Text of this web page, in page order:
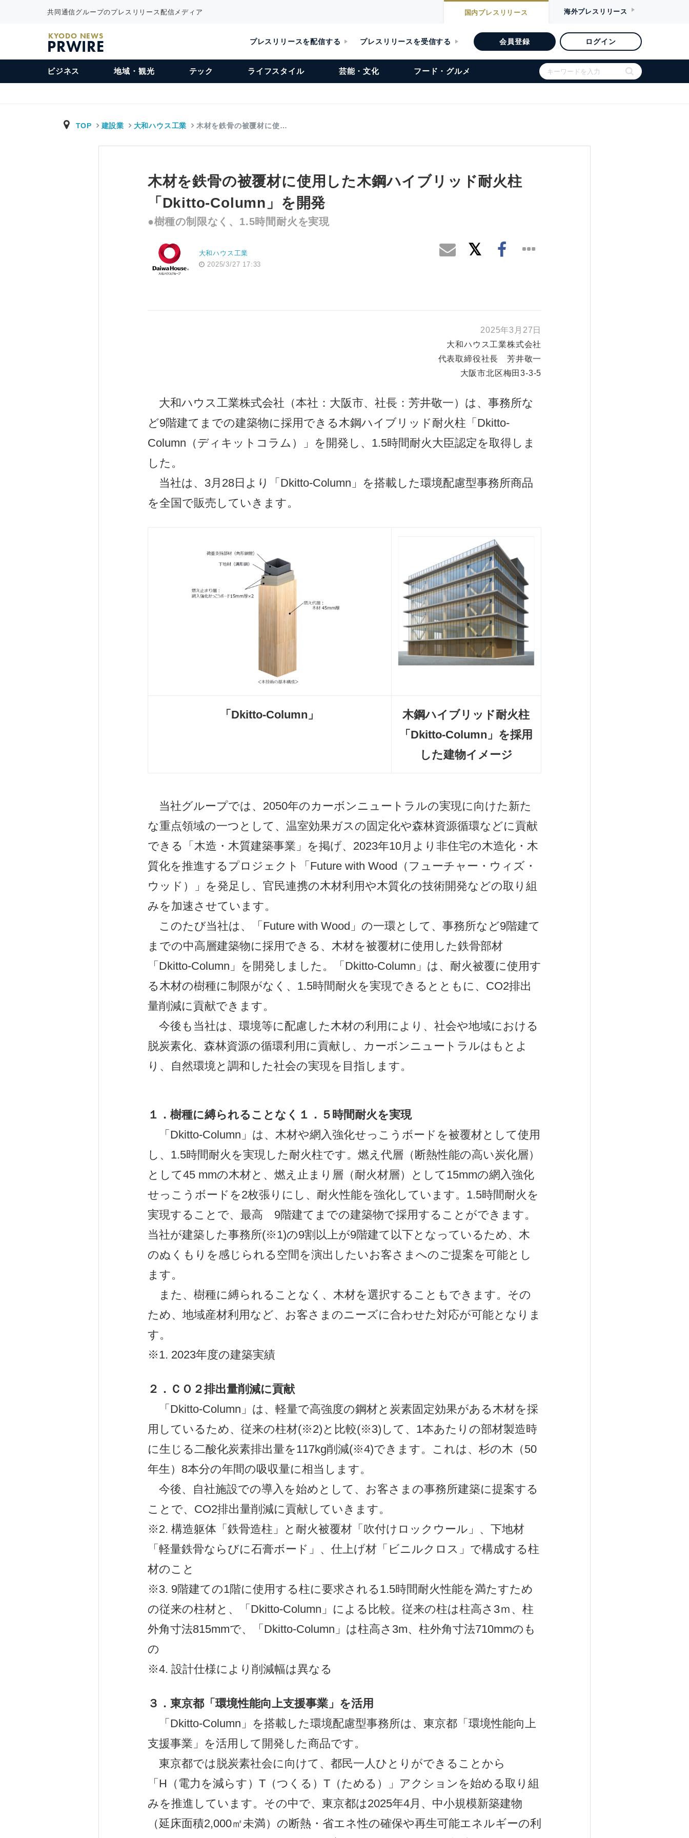
共同通信グループのプレスリリース配信メディア 国内プレスリリース 海外プレスリリース
KYODO NEWS
PRWIRE プレスリリースを配信する プレスリリースを受信する 会員登録 ログイン
ビジネス 地域・観光 テック ライフスタイル 芸能・文化 フード・グルメ
TOP 建設業 大和ハウス工業 木材を鉄骨の被覆材に使…
木材を鉄骨の被覆材に使用した木鋼ハイブリッド耐火柱
「Dkitto-Column」を開発
●樹種の制限なく、1.5時間耐火を実現
大和ハウス工業
2025/3/27 17:33
2025年3月27日
大和ハウス工業株式会社
代表取締役社長 芳井敬一
大阪市北区梅田3-3-5
大和ハウス工業株式会社（本社：大阪市、社長：芳井敬一）は、事務所な
ど9階建てまでの建築物に採用できる木鋼ハイブリッド耐火柱「Dkitto-
Column（ディキットコラム）」を開発し、1.5時間耐火大臣認定を取得しま
した。
当社は、3月28日より「Dkitto-Column」を搭載した環境配慮型事務所商品
を全国で販売していきます。
「 Dkitto-Column 」
木鋼ハイブリッド耐火柱
「 Dkitto-Column 」 を採用
した建物イメージ
当社グループでは、2050年のカーボンニュートラルの実現に向けた新た
な重点領域の一つとして、温室効果ガスの固定化や森林資源循環などに貢献
できる「木造・木質建築事業」を掲げ、2023年10月より非住宅の木造化・木
質化を推進するプロジェクト「Future with Wood（フューチャー・ウィズ・
ウッド）」を発足し、官民連携の木材利用や木質化の技術開発などの取り組
みを加速させています。
このたび当社は、「Future with Wood」の一環として、事務所など9階建て
までの中高層建築物に採用できる、木材を被覆材に使用した鉄骨部材
「Dkitto-Column」を開発しました。「Dkitto-Column」は、耐火被覆に使用す
る木材の樹種に制限がなく、1.5時間耐火を実現できるとともに、CO2排出
量削減に貢献できます。
今後も当社は、環境等に配慮した木材の利用により、社会や地域における
脱炭素化、森林資源の循環利用に貢献し、カーボンニュートラルはもとよ
り、自然環境と調和した社会の実現を目指します。
１．樹種に縛られることなく１．５時間耐火を実現
「Dkitto-Column」は、木材や網入強化せっこうボードを被覆材として使用
し、1.5時間耐火を実現した耐火柱です。燃え代層（断熱性能の高い炭化層）
として45 mmの木材と、燃え止まり層（耐火材層）として15mmの網入強化
せっこうボードを2枚張りにし、耐火性能を強化しています。1.5時間耐火を
実現することで、最高 9階建てまでの建築物で採用することができます。
当社が建築した事務所(※1)の9割以上が9階建て以下となっているため、木
のぬくもりを感じられる空間を演出したいお客さまへのご提案を可能とし
ます。
また、樹種に縛られることなく、木材を選択することもできます。その
ため、地域産材利用など、お客さまのニーズに合わせた対応が可能となりま
す。
※1. 2023年度の建築実績
２．ＣＯ ２排出量削減に貢献
「Dkitto-Column」は、軽量で高強度の鋼材と炭素固定効果がある木材を採
用しているため、従来の柱材(※2)と比較(※3)して、1本あたりの部材製造時
に生じる二酸化炭素排出量を117kg削減(※4)できます。これは、杉の木（50
年生）8本分の年間の吸収量に相当します。
今後、自社施設での導入を始めとして、お客さまの事務所建築に提案する
ことで、CO2排出量削減に貢献していきます。
※2. 構造躯体「鉄骨造柱」と耐火被覆材「吹付けロックウール」、下地材
「軽量鉄骨ならびに石膏ボード」、仕上げ材「ビニルクロス」で構成する柱
材のこと
※3. 9階建ての1階に使用する柱に要求される1.5時間耐火性能を満たすため
の従来の柱材と、「Dkitto-Column」による比較。従来の柱は柱高さ3ｍ、柱
外角寸法815mmで、「Dkitto-Column」は柱高さ3m、柱外角寸法710mmのも
の
※4. 設計仕様により削減幅は異なる
３ ． 東京都「環境性能向上支援事業」を活用
「Dkitto-Column」を搭載した環境配慮型事務所は、東京都「環境性能向上
支援事業」を活用して開発した商品です。
東京都では脱炭素社会に向けて、都民一人ひとりができることから
「H（電力を減らす）T（つくる）T（ためる）」アクションを始める取り組
みを推進しています。その中で、東京都は2025年4月、中小規模新築建物
（延床面積2,000㎡未満）の断熱・省エネ性の確保や再生可能エネルギーの利
Japanese